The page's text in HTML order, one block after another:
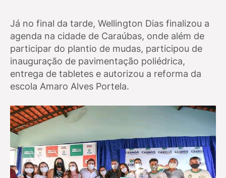
Já no final da tarde, Wellington Dias finalizou a
agenda na cidade de Caraúbas, onde além de
participar do plantio de mudas, participou de
inauguração de pavimentação poliédrica,
entrega de tabletes e autorizou a reforma da
escola Amaro Alves Portela.